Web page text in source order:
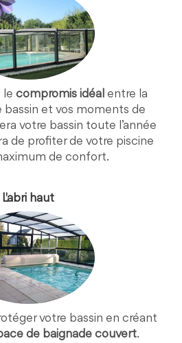
compromis idéal entre la
bassin et vos moments de
votre bassin toute l’année
de profiter de votre piscine
de confort.
L'abri haut
votre bassin en créant
de baignade couvert.